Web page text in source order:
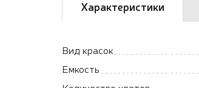
Характеристики
Вид красок
Емкость